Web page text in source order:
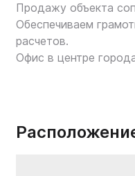
Продажу объекта
Обеспечиваем
расчетов.
Офис в центре